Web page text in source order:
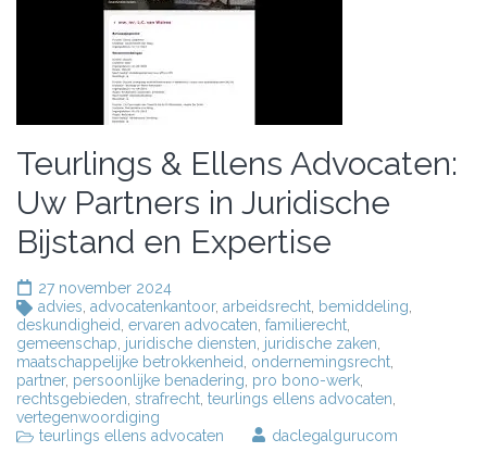
Teurlings & Ellens Advocaten:
Uw Partners in Juridische
Bijstand en Expertise
27 november 2024
advies advocatenkantoor, arbeidsrecht bemiddeling
deskundigheid ervaren advocaten familierecht
gemeenschap juridische diensten juridische zaken
maatschappelijke betrokkenheid
ondernemingsrecht
partner, persoonlijke benadering pro bono-werk
rechtsgebieden strafrecht teurlings ellens advocaten
vertegenwoordiging
teurlings ellens advocaten
daclegalgurucom